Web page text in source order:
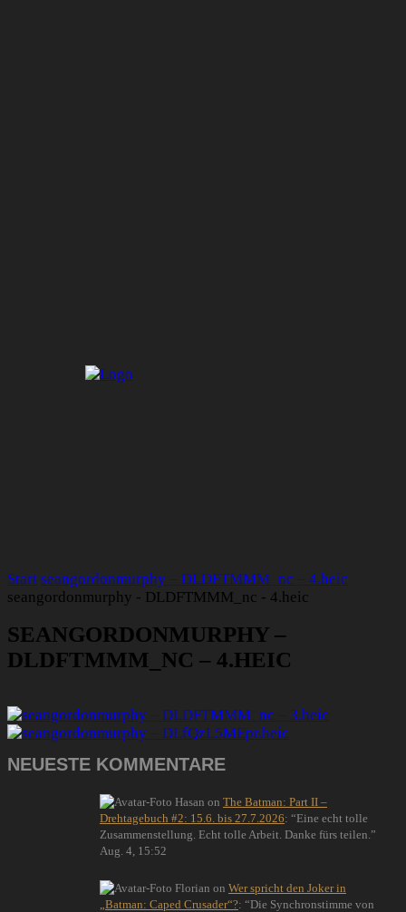
Start seangordonmurphy – DLDFTMMM_nc – 4.heic
seangordonmurphy - DLDFTMMM_nc - 4.heic
SEANGORDONMURPHY –
DLDFTMMM_NC – 4.HEIC
NEUESTE KOMMENTARE
Hasan on The Batman: Part II –
Drehtagebuch #2: 15.6. bis 27.7.2026: “Eine echt tolle
Zusammenstellung. Echt tolle Arbeit. Danke fürs teilen. ”
Aug. 4, 15:52
Florian on Wer spricht den Joker in
„Batman: Caped Crusader“?: “Die Synchronstimme von